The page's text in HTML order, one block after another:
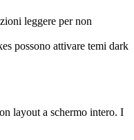
leggere per non
possono attivare temi dark
layout a schermo intero. I